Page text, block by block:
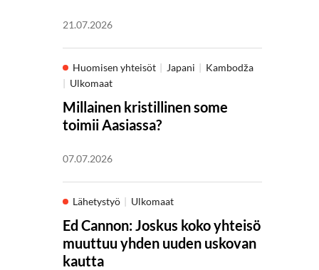
21.07.2026
Huomisen yhteisöt Japani
Kambodža
Ulkomaat
Millainen kristillinen some
toimii Aasiassa?
07.07.2026
Lähetystyö Ulkomaat
Ed Cannon: Joskus koko yhteisö
muuttuu yhden uuden uskovan
kautta